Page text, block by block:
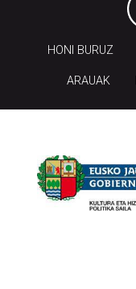
HONI BURUZ
ARAUAK